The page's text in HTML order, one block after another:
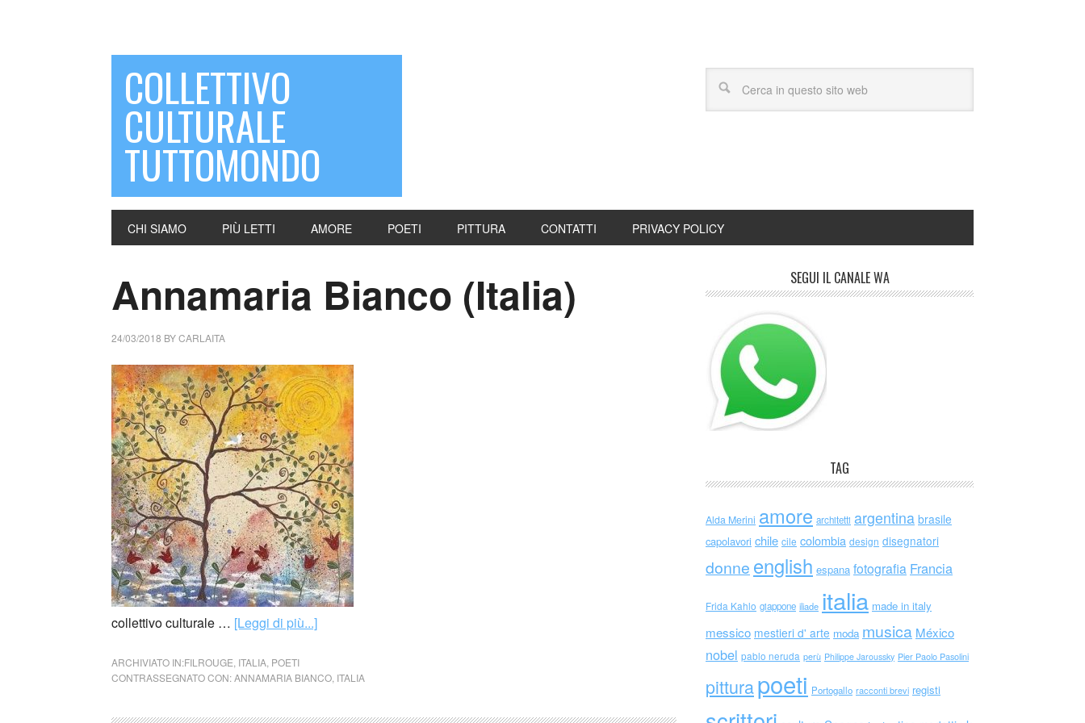
COLLETTIVO
CULTURALE
TUTTOMONDO
CHI SIAMO PIÙ LETTI AMORE POETI PITTURA CONTATTI PRIVACY POLICY
Annamaria Bianco (Italia)
24/03/2018 BYCARLAITA
collettivo culturale … [Leggi di più...]
ARCHIVIATO IN:FILROUGE ITALIA POETI
CONTRASSEGNATO CON:ANNAMARIA BIANCO ITALIA
SEGUI IL CANALE WA
TAG
Alda Merini amore architetti argentina brasile
capolavori chile cile colombia design disegnatori
donne english espana fotografia Francia
Frida Kahlo giappone iliade italia made in italy
messico mestieri d' arte moda musica México
nobel pablo neruda perù Philippe Jaroussky Pier Paolo Pasolini
pitturapoeti Portogallo racconti brevi registi